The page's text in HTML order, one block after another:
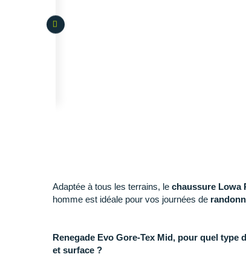
Adaptée à tous les terrains, le chaussure Lowa
homme est idéale pour vos journées de
Renegade Evo Gore-Tex Mid, pour quel type
et surface ?